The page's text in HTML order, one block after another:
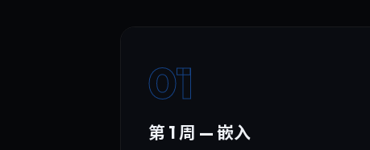
01
第 1 周 — 嵌入